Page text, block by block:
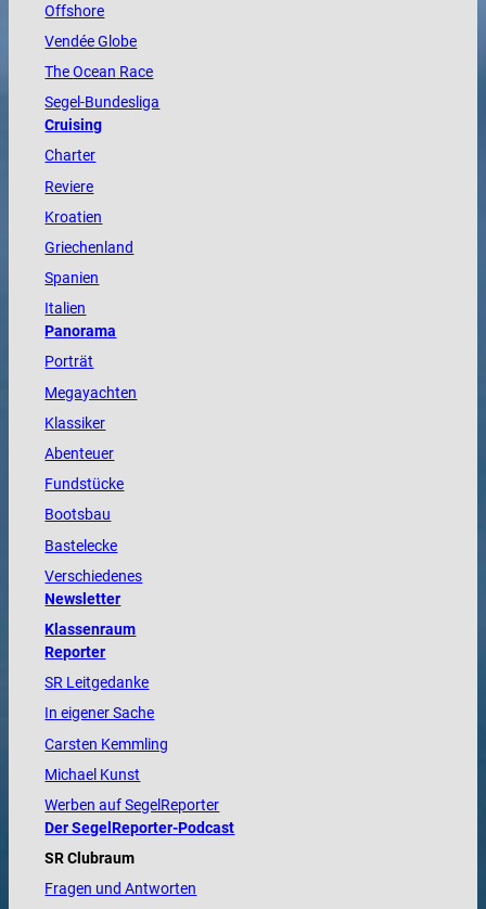
Offshore
VendéeGlobe
TheOcean Race
Segel-Bundesliga
Cruising
Charter
Reviere
Kroatien
Griechenland
Spanien
Italien
Panorama
Porträt
Megayachten
Klassiker
Abenteuer
Fundstücke
Bootsbau
Bastelecke
Verschiedenes
Newsletter
Klassenraum
Reporter
SR Leitgedanke
In eigener Sache
Carsten Kemmling
Michael Kunst
Werben auf SegelReporter
Der SegelReporter-Podcast
SR Clubraum
Fragen und Antworten